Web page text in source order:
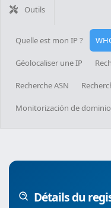
Outils
Quelle est mon IP ?
Géolocaliser une IP
Recherche ASN
Monitorización de
Détails du